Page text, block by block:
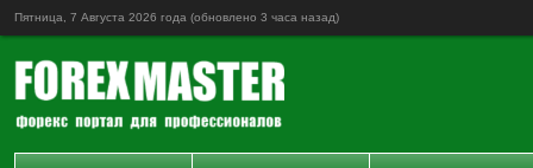
Пятница, 7 Августа 2026 года (обновлено 3 часа назад)